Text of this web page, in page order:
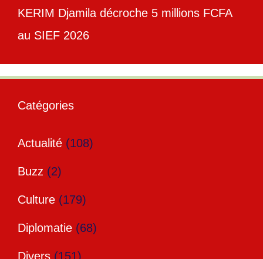
KERIM Djamila décroche 5 millions FCFA
au SIEF 2026
Catégories
Actualité (108)
Buzz (2)
Culture (179)
Diplomatie (68)
Divers (151)